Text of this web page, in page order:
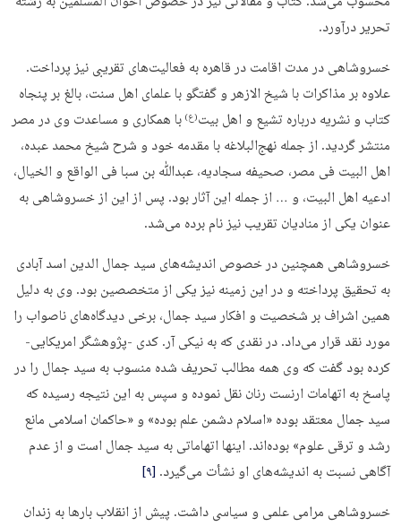
تحریر درآورد.
خسروشاهی در مدت اقامت در قاهره به فعالیت‌های تقریبی نیز پرداخت.
علاوه بر مذاکرات با شیخ الازهر و گفتگو با علمای اهل سنت، بالغ بر پنجاه
کتاب و نشریه درباره تشیع و اهل بیت(ع) با همکاری و مساعدت وی در مصر
منتشر گردید. از جمله نهج­‌البلاغه با مقدمه خود و شرح شیخ محمد عبده،
اهل البیت فی مصر، صحیفه سجادیه، عبدﷲ بن سبا فی الواقع و الخیال،
ادعیه اهل البیت، و … از جمله این آثار بود. پس از این از خسروشاهی به
عنوان یکی از منادیان تقریب نیز نام برده می­‌شد.
خسروشاهی همچنین در خصوص اندیشه­‌های سید جمال الدین اسد آبادی
به تحقیق پرداخته و در این زمینه نیز یکی از متخصصین بود. وی به دلیل
همین اشراف بر شخصیت و افکار سید جمال، برخی دیدگاه‌های ناصواب را
مورد نقد قرار می‌داد. در نقدی که به نیکی آر. کدی -پژوهشگر امریکایی-
کرده بود گفت که وی همه­ مطالب تحریف شده منسوب به سید جمال را در
پاسخ به اتهامات ارنست رنان نقل نموده و سپس به این نتیجه رسیده که
سید جمال معتقد بوده «اسلام دشمن علم بوده» و «حاکمان اسلامی مانع
رشد و ترقی علوم» بوده‌­اند. اینها اتهاماتی به سید جمال است و از عدم
آگاهی نسبت به اندیشه‌های او نشأت می­‌گیرد. [۹]
خسروشاهی مرامی علمی و سیاسی داشت. پیش از انقلاب بارها به زندان